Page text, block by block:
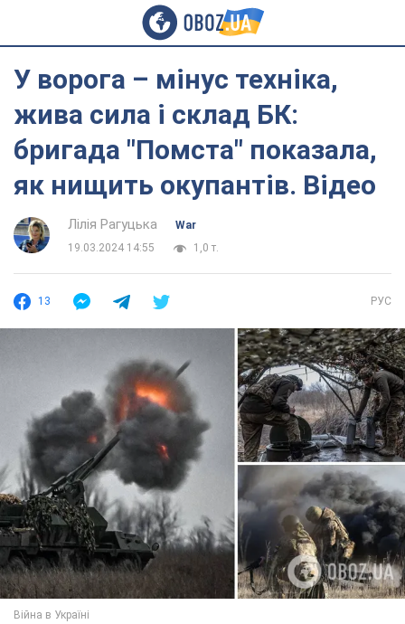
У ворога – мінус техніка,
жива сила і склад БК:
бригада "Помста" показала,
як нищить окупантів. Відео
Лілія Рагуцька
War
19.03.2024 14:55
1,0 т.
13 РУС